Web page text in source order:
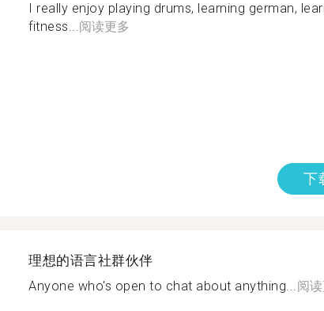
I really enjoy playing drums, learning german,
fitness...阅读更多
下
理想的语言社群伙伴
Anyone who's open to chat about anything...阅